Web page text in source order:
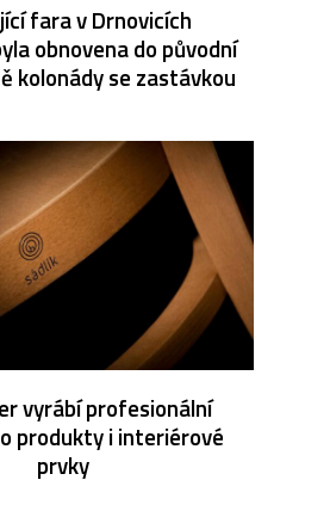
fara v Drnovicích
obnovena do původní
kolonády se zastávkou
vyrábí profesionální
produkty i interiérové
prvky